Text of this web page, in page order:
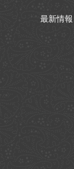
最新情報